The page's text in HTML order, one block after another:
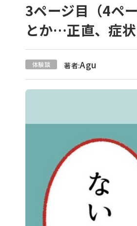
3ページ目（4ペ
とか…正直、症
体験談 著者:Agu